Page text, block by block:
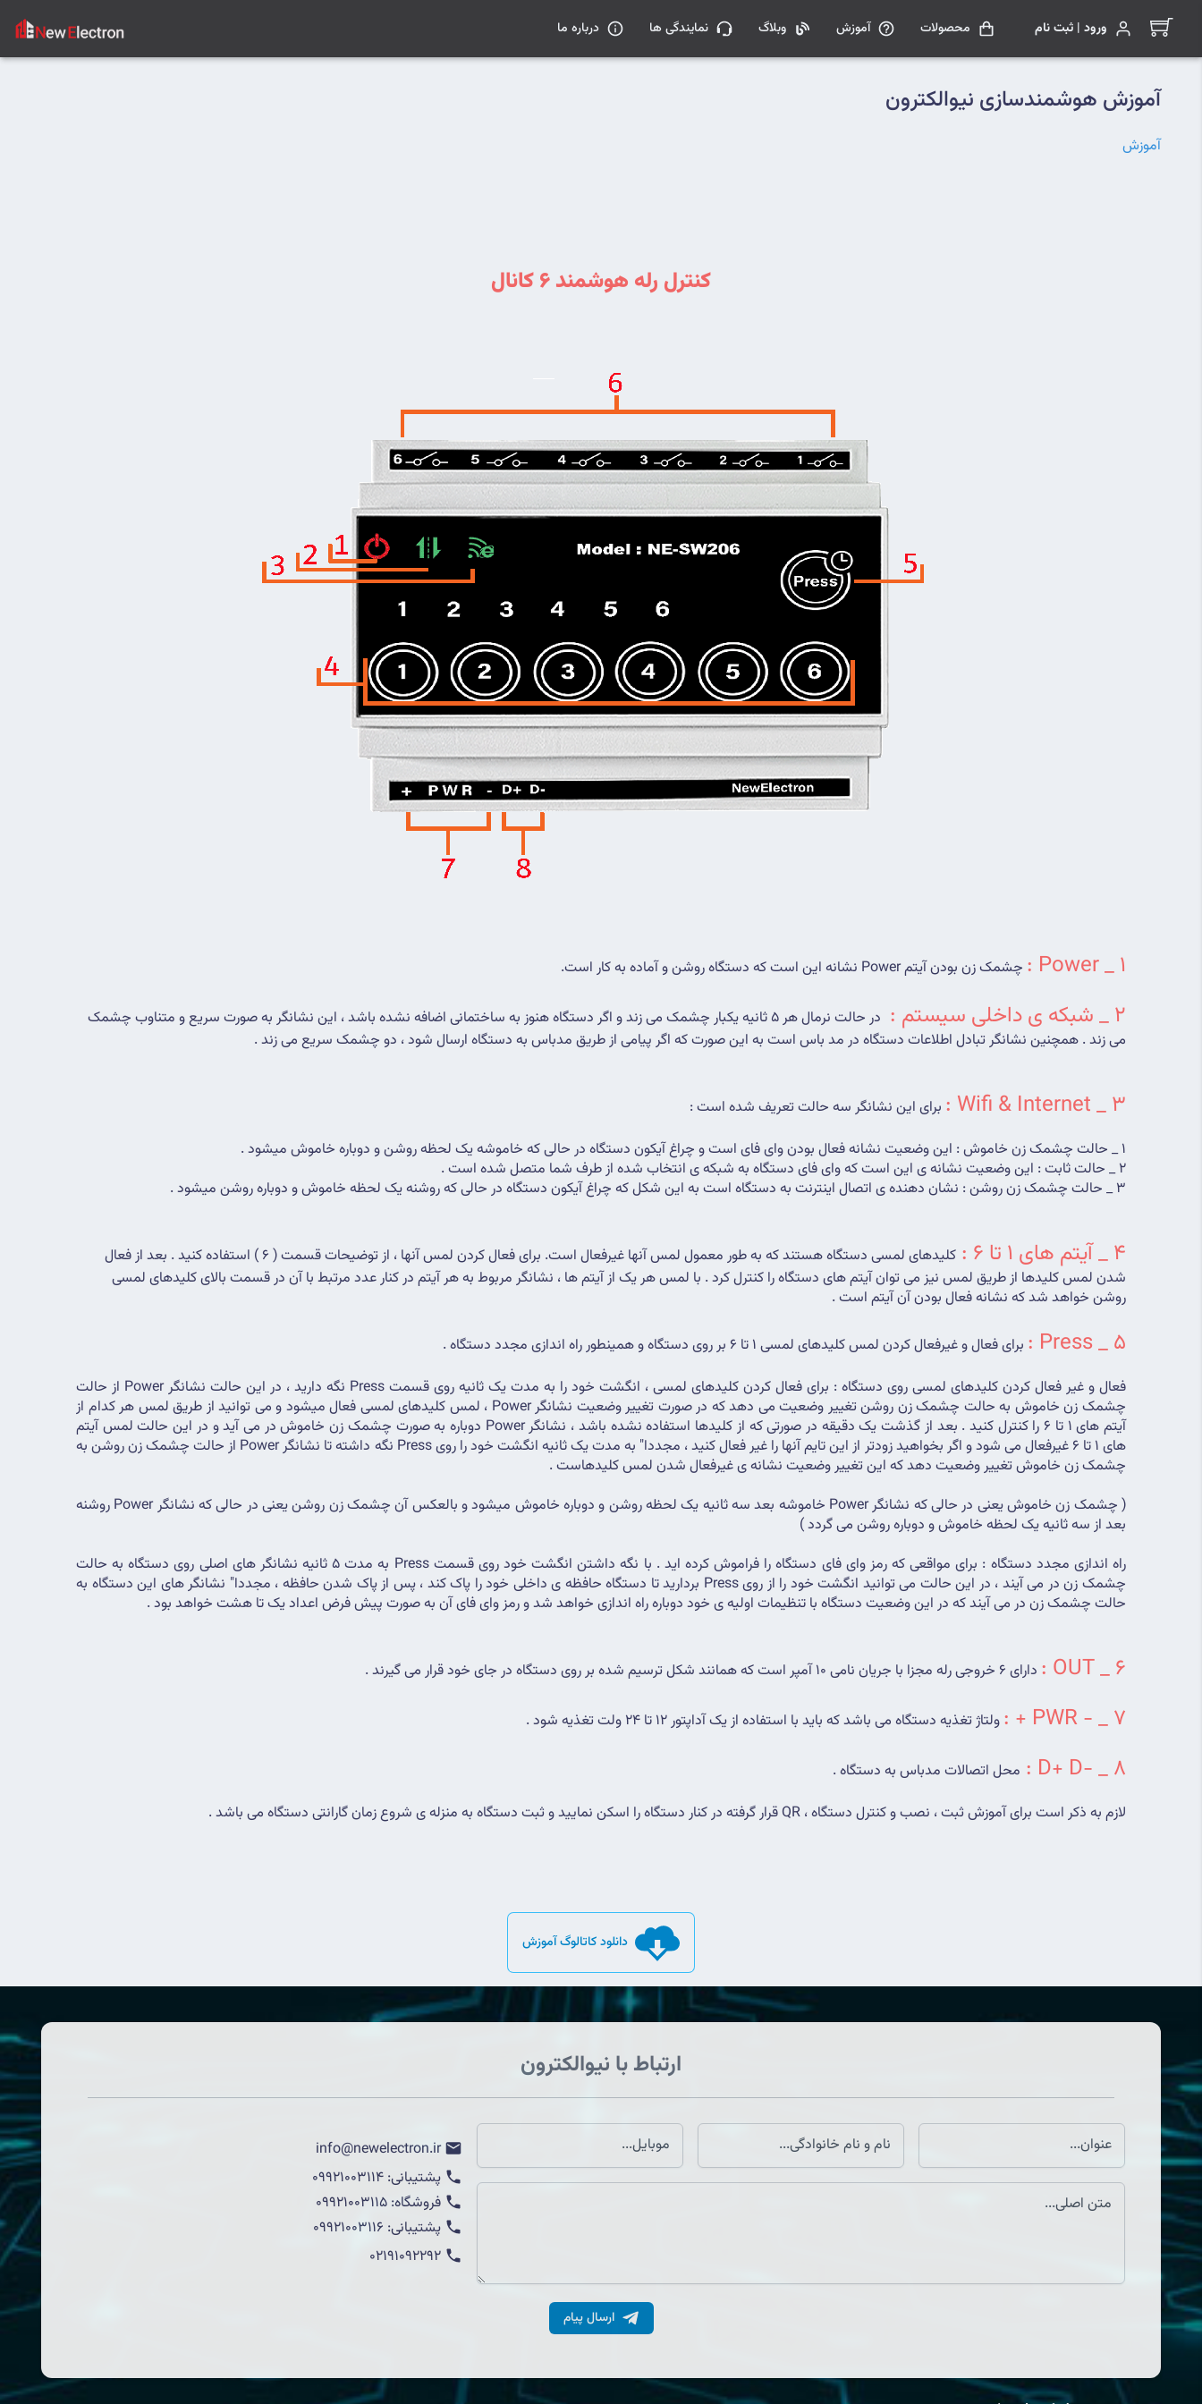
ورود | ثبت نام محصولات آموزش وبلاگ نمایندگی ها درباره ما
آموزش هوشمندسازی نیوالکترون
آموزش
کنترل رله هوشمند 6 کانال
1 _ Power : چشمک زن بودن آیتم Power نشانه این است که دستگاه روشن و آماده به کار است.
2 _ شبکه ی داخلی سیستم :
می زند . همچنین نشانگر تبادل اطلاعات دستگاه در مد باس است به این صورت که اگر پیامی از طریق مدباس به دستگاه ارسال شود ، دو چشمک سریع می زند .
3 _ Wifi & Internet :
برای این نشانگر سه حالت تعریف شده است :
1 _ حالت چشمک زن خاموش : این وضعیت نشانه فعال بودن وای فای است و چراغ آیکون دستگاه در حالی که خاموشه یک لحظه روشن و دوباره خاموش میشود .
2 _ حالت ثابت : این وضعیت نشانه ی این است که وای فای دستگاه به شبکه ی انتخاب شده از طرف شما متصل شده است .
3 _ حالت چشمک زن روشن : نشان دهنده ی اتصال اینترنت به دستگاه است به این شکل که چراغ آیکون دستگاه در حالی که روشنه یک لحظه خاموش و دوباره روشن میشود .
4 _ آیتم های 1 تا 6 :
روشن خواهد شد که نشانه فعال بودن آن آیتم است .
5 _ Press :
برای فعال و غیرفعال کردن لمس کلیدهای لمسی 1 تا 6 بر روی دستگاه و همینطور راه اندازی مجدد دستگاه .
چشمک زن خاموش تغییر وضعیت دهد که این تغییر وضعیت نشانه ی غیرفعال شدن لمس کلیدهاست .
بعد از سه ثانیه یک لحظه خاموش و دوباره روشن می گردد )
حالت چشمک زن در می آیند که در این وضعیت دستگاه با تنظیمات اولیه ی خود دوباره راه اندازی خواهد شد و رمز وای فای آن به صورت پیش فرض اعداد یک تا هشت خواهد بود .
6 _
OUT : دارای 6 خروجی رله مجزا با جریان نامی 10 آمپر است که همانند شکل ترسیم شده بر روی دستگاه در جای خود قرار می گیرند .
7 _ - PWR + : ولتاژ تغذیه دستگاه می باشد که باید با استفاده از یک آداپتور 12 تا 24 ولت تغذیه شود .
8 _ -D+ D :
محل اتصالات مدباس به دستگاه .
لازم به ذکر است برای آموزش ثبت ، نصب و کنترل دستگاه ، QR قرار گرفته در کنار دستگاه را اسکن نمایید و ثبت دستگاه به منزله ی شروع زمان گارانتی دستگاه می باشد .
دانلود کاتالوگ آموزش
ارتباط با نیوالکترون
info@newelectron.ir
پشتیبانی: 09921003114
فروشگاه: 09921003115
پشتیبانی: 09921003116
02191092292
ارسال پیام